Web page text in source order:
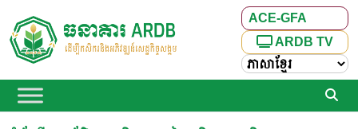
ACE-GFA
ARDB TV